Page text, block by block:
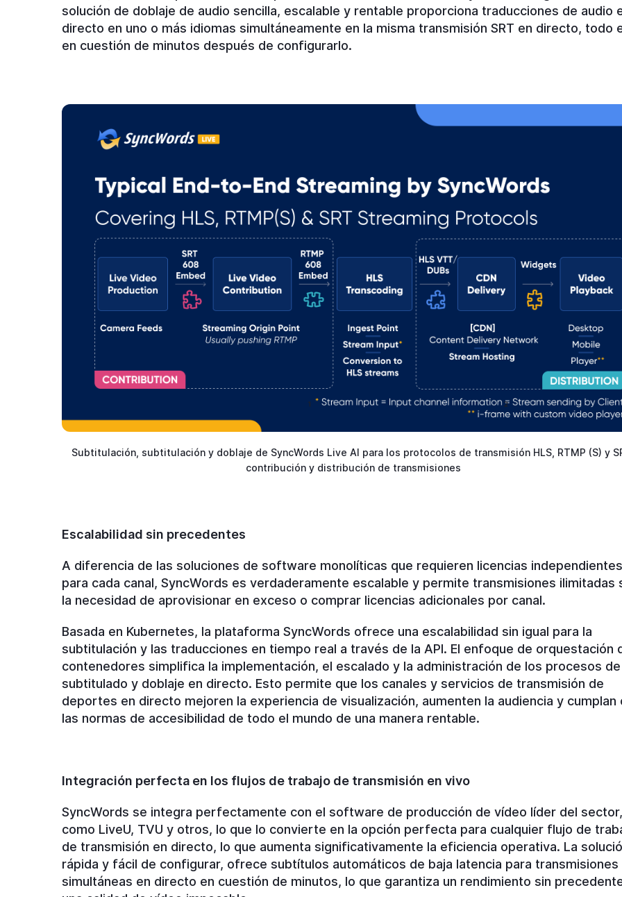
solución de doblaje de audio sencilla, escalable y rentable proporciona traducciones de audio
directo en uno o más idiomas simultáneamente en la misma transmisión SRT en directo, todo
en cuestión de minutos después de configurarlo.
Subtitulación, subtitulación y doblaje de SyncWords Live AI para los protocolos de transmisión HLS, RTMP (S) y
contribución y distribución de transmisiones
Escalabilidad sin precedentes
A diferencia de las soluciones de software monolíticas que requieren licencias independientes
para cada canal, SyncWords es verdaderamente escalable y permite transmisiones ilimitadas
la necesidad de aprovisionar en exceso o comprar licencias adicionales por canal.
Basada en Kubernetes, la plataforma SyncWords ofrece una escalabilidad sin igual para la
subtitulación y las traducciones en tiempo real a través de la API. El enfoque de orquestación
contenedores simplifica la implementación, el escalado y la administración de los procesos de
subtitulado y doblaje en directo. Esto permite que los canales y servicios de transmisión de
deportes en directo mejoren la experiencia de visualización, aumenten la audiencia y cumplan
las normas de accesibilidad de todo el mundo de una manera rentable.
Integración perfecta en los flujos de trabajo de transmisión en vivo
SyncWords se integra perfectamente con el software de producción de vídeo líder del sector,
como LiveU, TVU y otros, lo que lo convierte en la opción perfecta para cualquier flujo de
de transmisión en directo, lo que aumenta significativamente la eficiencia operativa. La
rápida y fácil de configurar, ofrece subtítulos automáticos de baja latencia para transmisiones
simultáneas en directo en cuestión de minutos, lo que garantiza un rendimiento sin